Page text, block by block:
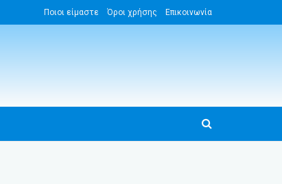
Ποιοι είμαστε Όροι χρήσης Επικοινωνία